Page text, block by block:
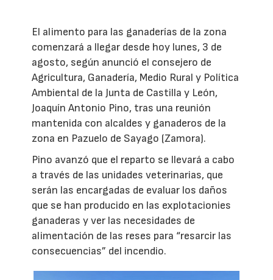
El alimento para las ganaderías de la zona
comenzará a llegar desde hoy lunes, 3 de
agosto, según anunció el consejero de
Agricultura, Ganadería, Medio Rural y Política
Ambiental de la Junta de Castilla y León,
Joaquín Antonio Pino, tras una reunión
mantenida con alcaldes y ganaderos de la
zona en Pazuelo de Sayago (Zamora).
Pino avanzó que el reparto se llevará a cabo
a través de las unidades veterinarias, que
serán las encargadas de evaluar los daños
que se han producido en las explotacionies
ganaderas y ver las necesidades de
alimentación de las reses para “resarcir las
consecuencias” del incendio.